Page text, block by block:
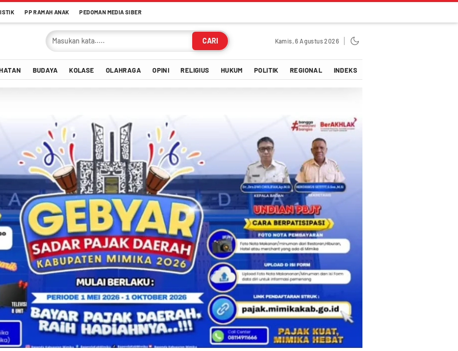
PP RAMAH ANAK PEDOMAN MEDIA SIBER
CARI Kamis, 6 Agustus 2026
BUDAYA KOLASE OLAHRAGA OPINI RELIGIUS HUKUM POLITIK REGIONAL INDEKS